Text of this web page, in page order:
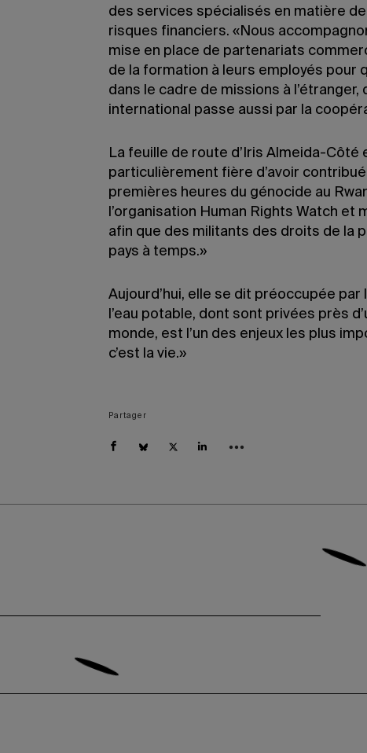
des services spécialisés en matière
risques financiers. «Nous
mise en place de partenariats
de la formation à leurs employés pour
dans le cadre de missions à
international passe aussi par la
La feuille de route d’Iris Almeida-Côté
particulièrement fière d’avoir
premières heures du génocide au
l’organisation Human Rights Watch
afin que des militants des droits de la
pays à temps.»
Aujourd’hui, elle se dit préoccupée par
l’eau potable, dont sont privées près
monde, est l’un des enjeux les plus
c’est la vie.»
Partager